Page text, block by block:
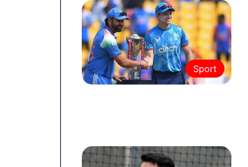
Sport
का
बड़ा
कदम